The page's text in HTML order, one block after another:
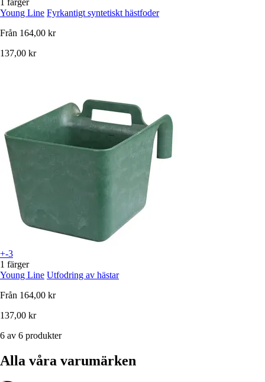
1 färger
Young Line Fyrkantigt syntetiskt hästfoder
Från 164,00 kr
137,00 kr
+-3
1 färger
Young Line Utfodring av hästar
Från 164,00 kr
137,00 kr
6 av 6 produkter
Alla våra varumärken